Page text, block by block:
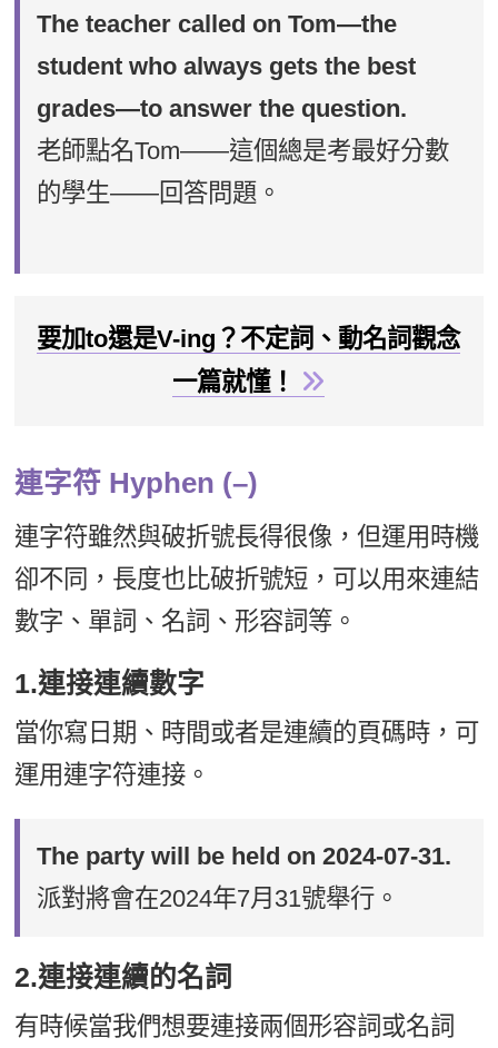
The teacher called on Tom—the
student who always gets the best
grades—to answer the question.
老師點名Tom——這個總是考最好分數
的學生——回答問題。
要加to還是V-ing？不定詞、動名詞觀念
一篇就懂！
連字符 Hyphen (–)
連字符雖然與破折號長得很像，但運用時機
卻不同，長度也比破折號短，可以用來連結
數字、單詞、名詞、形容詞等。
1.連接連續數字
當你寫日期、時間或者是連續的頁碼時，可
運用連字符連接。
The party will be held on 2024-07-31.
派對將會在2024年7月31號舉行。
2.連接連續的名詞
有時候當我們想要連接兩個形容詞或名詞